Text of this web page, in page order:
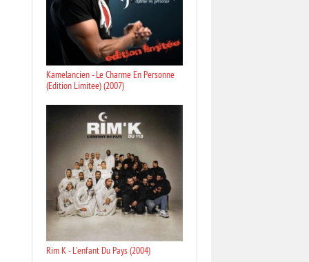
Kamelancien - Le Charme En Personne
(Edition Limitee) (2007)
Rim K - L'enfant Du Pays (2004)